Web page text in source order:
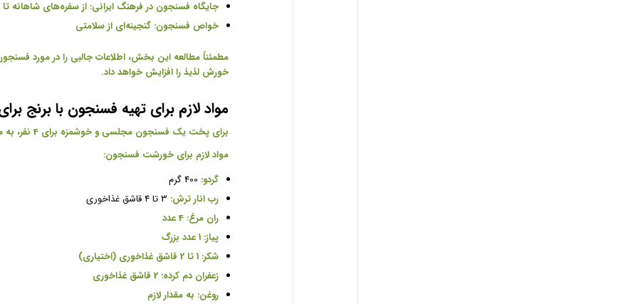
جایگاه فسنجون در فرهنگ ایرانی: از سفره‌های شاهانه تا
خواص فسنجون: گنجینه‌ای از سلامتی
مطمئناً مطالعه این بخش، اطلاعات جالبی را در مورد
خورش لذیذ را افزایش خواهد داد.
مواد لازم برای تهیه فسنجون با برنج برای 4
برای پخت یک فسنجون مجلسی و خوشمزه برای 4 نفر، به مواد زیر نیاز دارید:
مواد لازم برای خورشت فسنجون:
گردو:
رب انار ترش:
ران مرغ: 4 عدد
پیاز: 1 عدد بزرگ
شکر: 1 تا 2 قاشق غذاخوری (اختیاری)
زعفران دم کرده: 2 قاشق غذاخوری
روغن: به مقدار لازم